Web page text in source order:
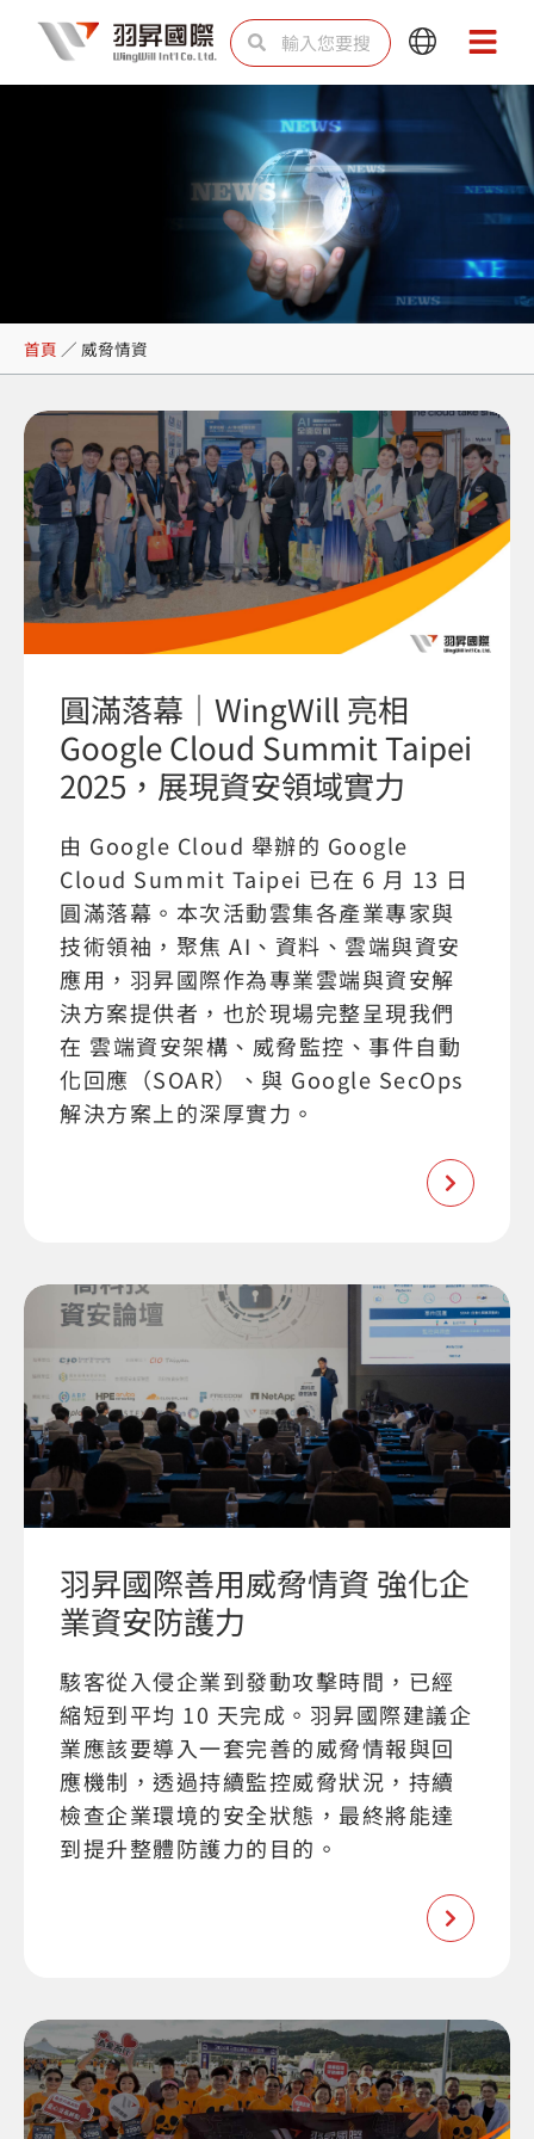
主
搜
尋 尋
Main
Menu
Main
Menu
威脅情資
首頁 ／ 威脅情資
圓滿落幕｜WingWill 亮相
Google Cloud Summit Taipei
2025，展現資安領域實力
由 Google Cloud 舉辦的 Google
Cloud Summit Taipei 已在 6 月 13 日
圓滿落幕。本次活動雲集各產業專家與
技術領袖，聚焦 AI、資料、雲端與資安
應用，羽昇國際作為專業雲端與資安解
決方案提供者，也於現場完整呈現我們
在 雲端資安架構、威脅監控、事件自動
化回應（SOAR）、與 Google SecOps
解決方案上的深厚實力。
羽昇國際善用威脅情資 強化企
業資安防護力
駭客從入侵企業到發動攻擊時間，已經
縮短到平均 10 天完成。羽昇國際建議企
業應該要導入一套完善的威脅情報與回
應機制，透過持續監控威脅狀況，持續
檢查企業環境的安全狀態，最終將能達
到提升整體防護力的目的。